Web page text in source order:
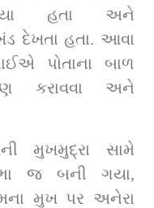
હતા અને
દેખતા હતા. આવા
કરાવવા અને
જ બની ગયા,
મુખ પર અનેરા